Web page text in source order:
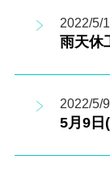
2022/5/
雨天休
2022/5/
5月9日